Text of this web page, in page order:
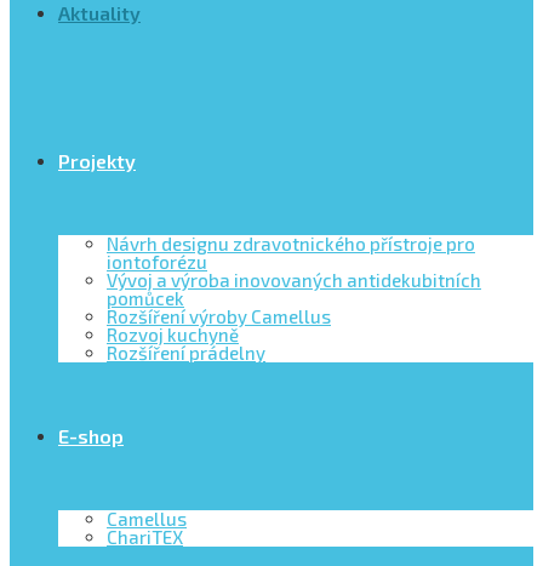
Aktuality
Projekty
Návrh designu zdravotnického přístroje pro
iontoforézu
Vývoj a výroba inovovaných antidekubitních
pomůcek
Rozšíření výroby Camellus
Rozvoj kuchyně
Rozšíření prádelny
E-shop
Camellus
ChariTEX